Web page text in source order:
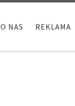
O NAS REKLAMA